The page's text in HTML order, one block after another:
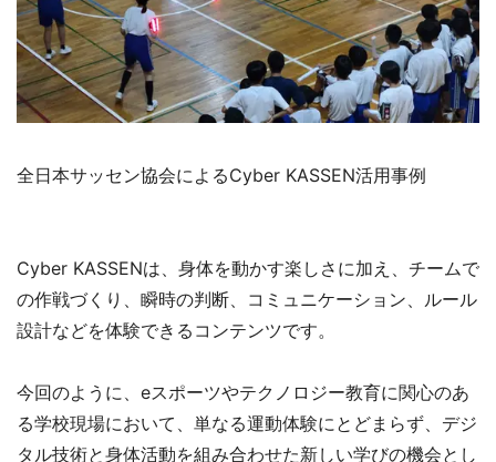
全日本サッセン協会によるCyber KASSEN活用事例
Cyber KASSENは、身体を動かす楽しさに加え、チームで
の作戦づくり、瞬時の判断、コミュニケーション、ルール
設計などを体験できるコンテンツです。
今回のように、eスポーツやテクノロジー教育に関心のあ
る学校現場において、単なる運動体験にとどまらず、デジ
タル技術と身体活動を組み合わせた新しい学びの機会とし